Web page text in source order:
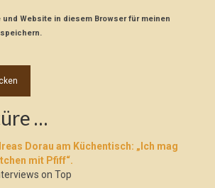
und Website in diesem Browser für meinen
…
Dorau am Küchentisch: „Ich mag
mit Pfiff“.
on Top